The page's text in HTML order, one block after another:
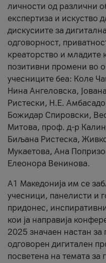
личности од различни
експертиза и искуство
дискусиите за
одговорност,
креаторство и младите
позитивни промени во
учесниците беа: Коле
Нина Ангеловска,
Ристески, Н.Е.
Божидар Спировски,
Митова, проф. д-р
Биљана Ристеска,
Мукаетова, Ана
Елеонора Венинова.
А1 Македонија им се
учесници, панелисти и
придонес,
кои ја направија
2025 значаен настан за
одговорен дигитален
посветена на темата за